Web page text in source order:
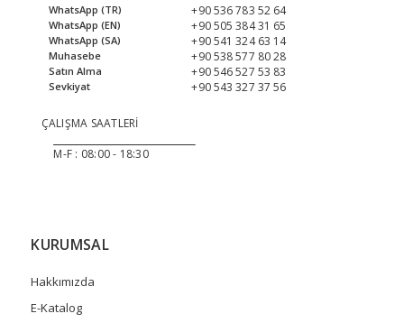
WhatsApp (TR) +90 536 783 52 64
WhatsApp (EN) +90 505 384 31 65
WhatsApp (SA) +90 541 324 63 14
Muhasebe +90 538 577 80 28
Satın Alma +90 546 527 53 83
Sevkiyat +90 543 327 37 56
ÇALIŞMA SAATLERİ
M-F : 08:00 - 18:30
KURUMSAL
Hakkımızda
E-Katalog